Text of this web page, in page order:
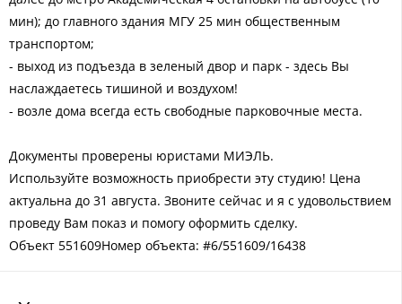
мин); до главного здания МГУ 25 мин общественным
транспортом;
- выход из подъезда в зеленый двор и парк - здесь Вы
наслаждаетесь тишиной и воздухом!
- возле дома всегда есть свободные парковочные места.
Документы проверены юристами МИЭЛЬ.
Используйте возможность приобрести эту студию! Цена
актуальна до 31 августа. Звоните сейчас и я с удовольствием
проведу Вам показ и помогу оформить сделку.
Объект 551609Номер объекта: #6/551609/16438